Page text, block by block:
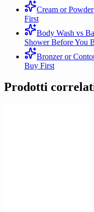
Cream or
First
Body Wash vs
Shower Before You
Bronzer or
Buy First
Prodotti